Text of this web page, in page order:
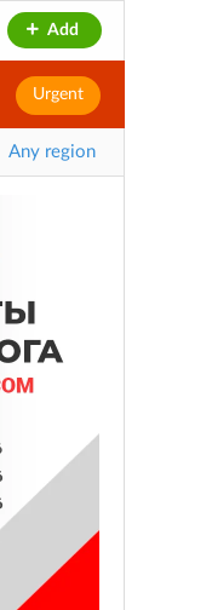
Add
Urgent
Any region